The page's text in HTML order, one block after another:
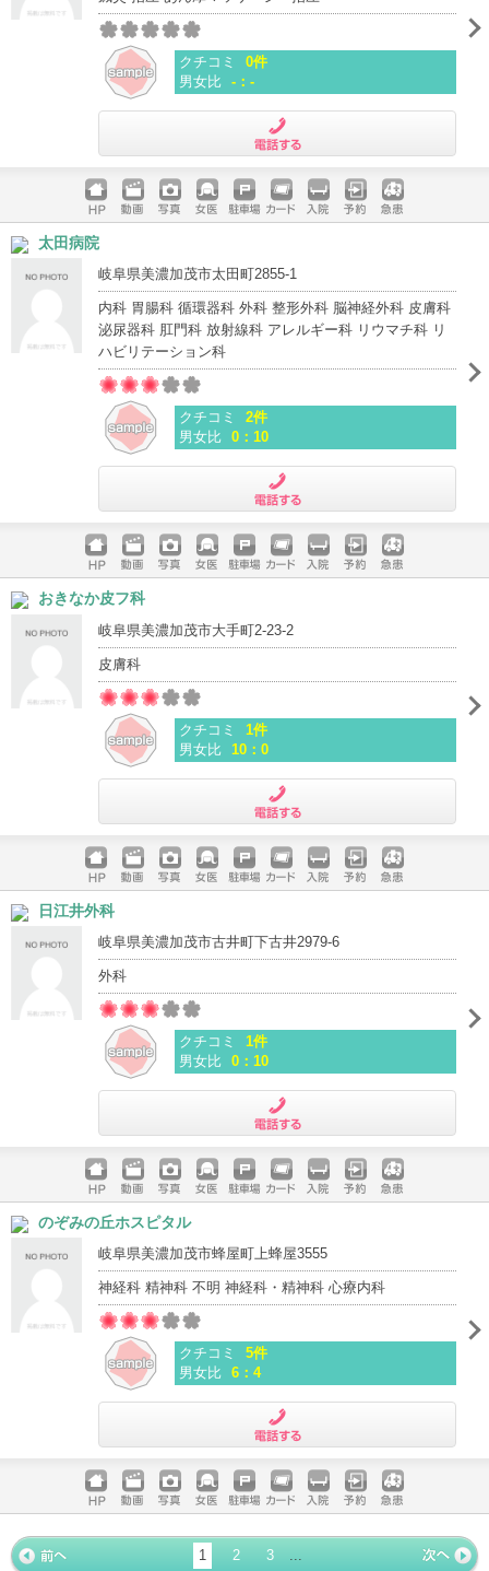
クチコミ
0件
男女比 -：-
ホームペ
ージ
動画 写真 女医 駐車場
クレジッ
入院 予約 急患
太田病院
岐阜県美濃加茂市太田町2855-1
内科 胃腸科 循環器科 外科 整形外科 脳神経外科 皮膚科
泌尿器科 肛門科 放射線科 アレルギー科 リウマチ科 リ
ハビリテーション科
クチコミ
2件
男女比 0：10
ホームペ
ージ
動画 写真 女医 駐車場
クレジッ
入院 予約 急患
おきなか皮フ科
岐阜県美濃加茂市大手町2-23-2
皮膚科
クチコミ
1件
男女比
10：0
ホームペ
ージ
動画 写真 女医 駐車場
クレジッ
入院 予約 急患
日江井外科
岐阜県美濃加茂市古井町下古井2979-6
外科
クチコミ
1件
男女比 0：10
ホームペ
ージ
動画 写真 女医 駐車場
クレジッ
入院 予約 急患
のぞみの丘ホスピタル
岐阜県美濃加茂市蜂屋町上蜂屋3555
神経科 精神科 不明 神経科・精神科 心療内科
クチコミ
5件
男女比 6：4
ホームペ
ージ
動画 写真 女医 駐車場
クレジッ
トカード
入院 予約 急患
1 2 3